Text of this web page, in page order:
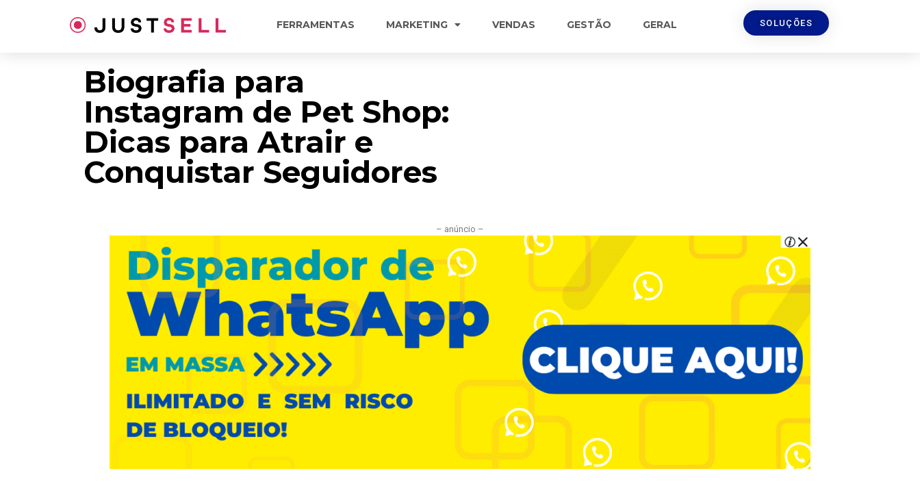
FERRAMENTAS MARKETING VENDAS GESTÃO GERAL SOLUÇÕES
Biografia para
Instagram de Pet Shop:
Dicas para Atrair e
Conquistar Seguidores
– anúncio –